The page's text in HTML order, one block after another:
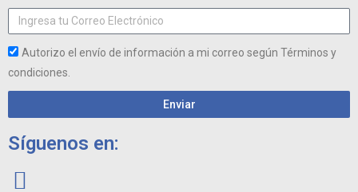
Autorizo el envío de información a mi correo según Términos y
condiciones.
Enviar
Síguenos en: